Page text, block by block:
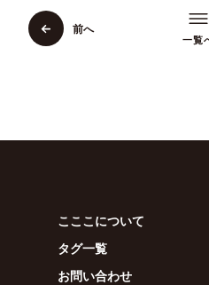
前へ
一覧
こここについて
タグ一覧
お問い合わせ